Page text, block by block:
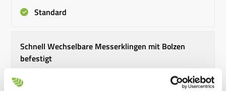
Standard
Schnell Wechselbare Messerklingen mit Bolzen
befestigt